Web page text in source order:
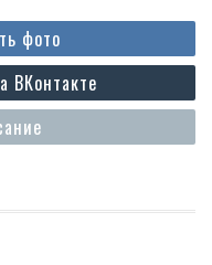
ВКонтакте
фото